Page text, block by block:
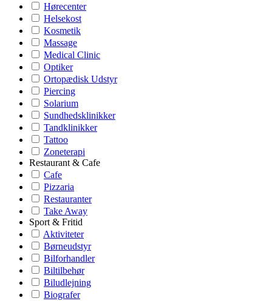
Hørecenter
Helsekost
Kosmetik
Massage
Medical Clinic
Optiker
Ortopædisk Udstyr
Piercing
Solarium
Sundhedsklinikker
Tandklinikker
Tattoo
Zoneterapi
Restaurant & Cafe
Cafe
Pizzaria
Restauranter
Take Away
Sport & Fritid
Aktiviteter
Børneudstyr
Bilforhandler
Biltilbehør
Biludlejning
Biografer